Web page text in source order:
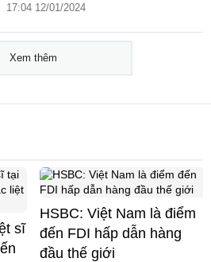
17:04 12/01/2024
Xem thêm
sĩ
HSBC: Việt Nam là điểm
đến FDI hấp dẫn hàng
đầu thế giới